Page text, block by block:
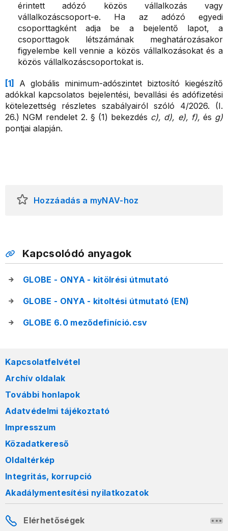
érintett adózó közös vállalkozás vagy
vállalkozáscsoport-e. Ha az adózó egyedi
csoporttagként adja be a bejelentő lapot, a
csoporttagok létszámának meghatározásakor
figyelembe kell vennie a közös vállalkozásokat és a
közös vállalkozáscsoportokat is.
[1]
A globális minimum-adószintet biztosító kiegészítő
adókkal kapcsolatos bejelentési, bevallási és adófizetési
kötelezettség részletes szabályairól szóló 4/2026. (I.
26.) NGM rendelet 2. § (1) bekezdés c), d), e), f), és g)
pontjai alapján.
Hozzáadás a myNAV-hoz
Kapcsolódó anyagok
GLOBE - ONYA - kitölrési útmutató
GLOBE - ONYA - kitoltési útmutató (EN)
GLOBE 6.0 meződefiníció.csv
Kapcsolatfelvétel
Archív oldalak
További honlapok
Adatvédelmi tájékoztató
Impresszum
Közadatkereső
Oldaltérkép
Integritás, korrupció
Akadálymentesítési nyilatkozatok
Elérhetőségek